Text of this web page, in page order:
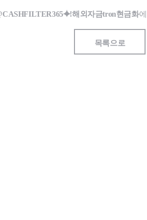
해외자금tron현금화
목록으로